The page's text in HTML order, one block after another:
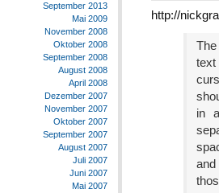
September 2013
Mai 2009
November 2008
Oktober 2008
September 2008
August 2008
April 2008
Dezember 2007
November 2007
Oktober 2007
September 2007
August 2007
Juli 2007
Juni 2007
Mai 2007
http://
text
in